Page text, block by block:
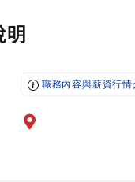
明
職務內容與薪資行情
前往查看地圖